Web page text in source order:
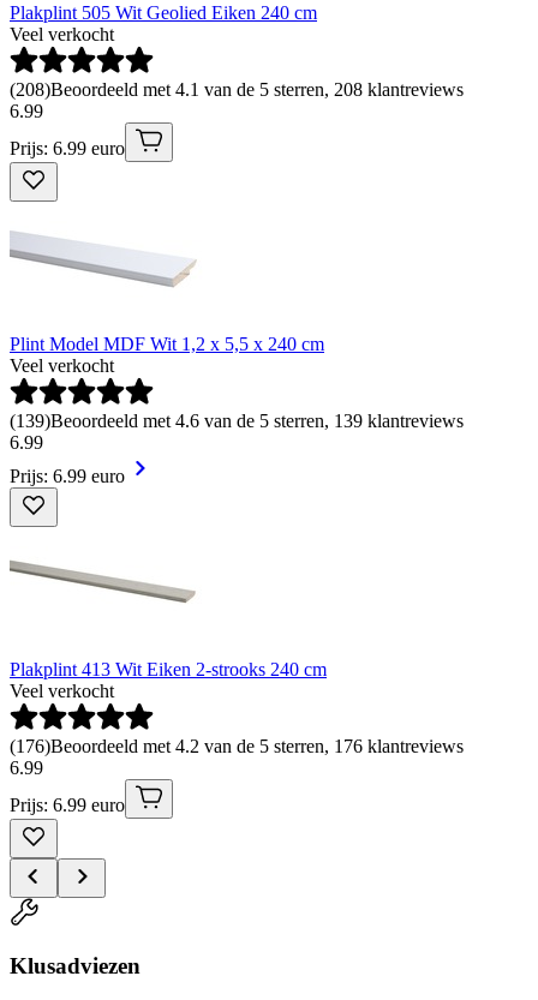
Plakplint 505 Wit Geolied Eiken 240 cm
Veel verkocht
(208)Beoordeeld met 4.1 van de 5 sterren, 208 klantreviews
6.99
Prijs: 6.99 euro
Plint Model MDF Wit 1,2 x 5,5 x 240 cm
Veel verkocht
(139)Beoordeeld met 4.6 van de 5 sterren, 139 klantreviews
6.99
Prijs: 6.99 euro
Plakplint 413 Wit Eiken 2-strooks 240 cm
Veel verkocht
(176)Beoordeeld met 4.2 van de 5 sterren, 176 klantreviews
6.99
Prijs: 6.99 euro
Klusadviezen